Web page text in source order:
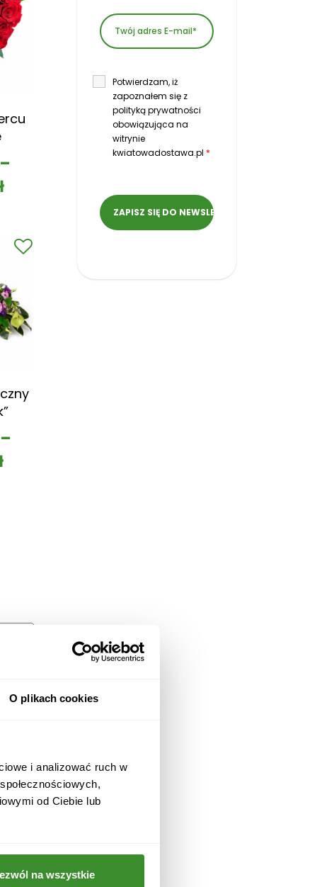
O plikach cookies
i analizować ruch w
od Ciebie lub
na wszystkie
Potwierdzam, iż
zapoznałem się z
polityką prywatności
obowiązująca na
witrynie
kwiatowadostawa.pl *